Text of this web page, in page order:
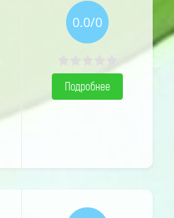
0.0/0
Подробнее